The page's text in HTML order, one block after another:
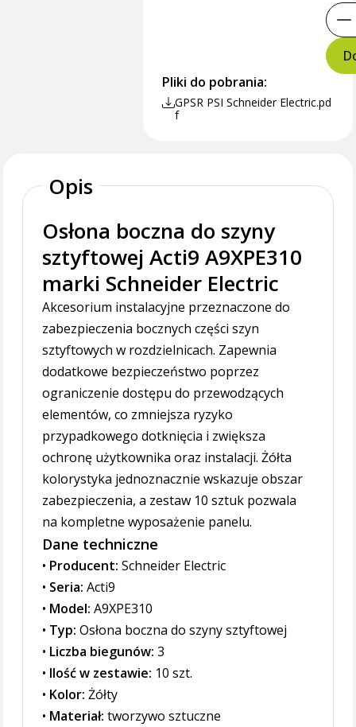
Pliki do pobrania:
GPSR PSI Schneider Electric.pd
f
Opis
Osłona boczna do szyny
sztyftowej Acti9 A9XPE310
marki Schneider Electric
Akcesorium instalacyjne przeznaczone do
zabezpieczenia bocznych części szyn
sztyftowych w rozdzielnicach. Zapewnia
dodatkowe bezpieczeństwo poprzez
ograniczenie dostępu do przewodzących
elementów, co zmniejsza ryzyko
przypadkowego dotknięcia i zwiększa
ochronę użytkownika oraz instalacji. Żółta
kolorystyka jednoznacznie wskazuje obszar
zabezpieczenia, a zestaw 10 sztuk pozwala
na kompletne wyposażenie panelu.
Dane techniczne
• Producent: Schneider Electric
• Seria: Acti9
• Model: A9XPE310
• Typ: Osłona boczna do szyny sztyftowej
• Liczba biegunów: 3
• Ilość w zestawie: 10 szt.
• Kolor: Żółty
• Materiał: tworzywo sztuczne